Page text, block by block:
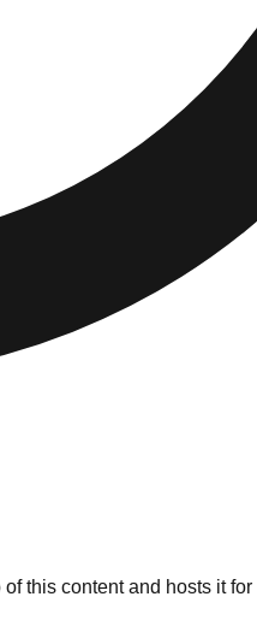
this content and hosts it for